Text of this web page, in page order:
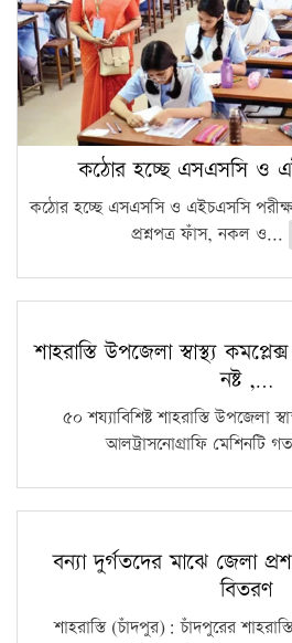
কঠোর হচ্ছে এসএসসি ও
কঠোর হচ্ছে এসএসসি ও এইচএসসি
প্রশ্নপত্র ফাঁস, নকল ও...
শাহরাস্তি উপজেলা স্বাস্থ্য
নষ্ট ,…
৫০ শয্যাবিশিষ্ট শাহরাস্তি উপজেলা
আলট্রাসনোগ্রাফি মেশিনটি
বন্যা দুর্গতদের মাঝে জেলা
বিতরণ
শাহরাস্তি (চাঁদপুর): চাঁদপুরের